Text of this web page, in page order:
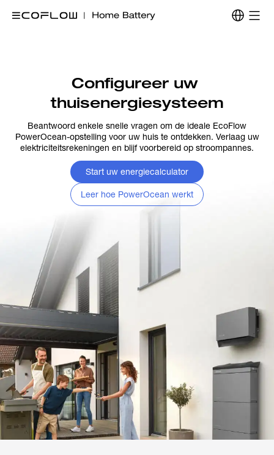
Configureer uw
thuisenergiesysteem
Beantwoord enkele snelle vragen om de ideale EcoFlow
PowerOcean-opstelling voor uw huis te ontdekken. Verlaag uw
elektriciteitsrekeningen en blijf voorbereid op stroompannes.
Start uw energiecalculator
Leer hoe PowerOcean werkt